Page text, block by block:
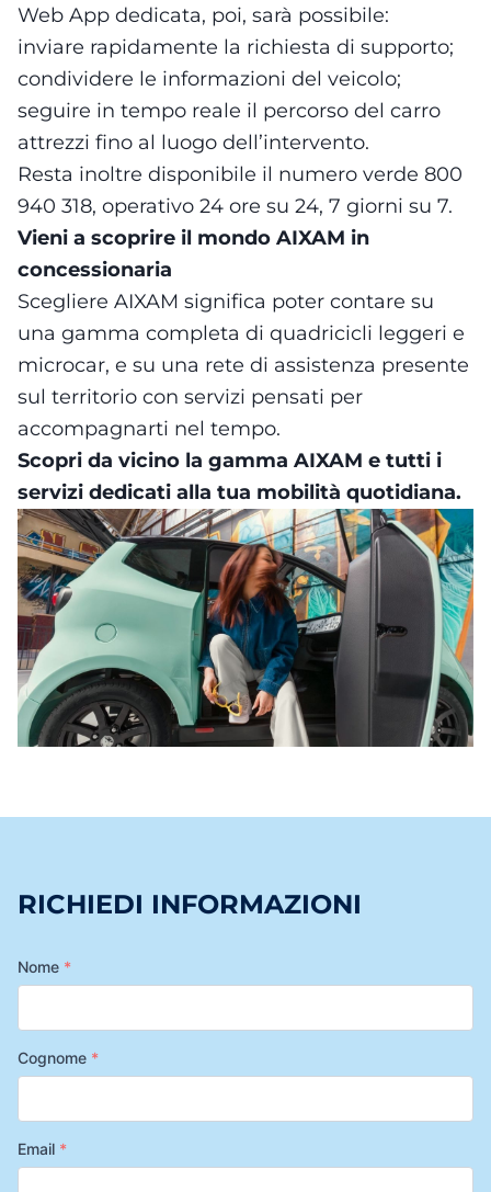
Web App dedicata, poi, sarà possibile:
inviare rapidamente la richiesta di supporto;
condividere le informazioni del veicolo;
seguire in tempo reale il percorso del carro
attrezzi fino al luogo dell’intervento.
Resta inoltre disponibile il numero verde 800
940 318, operativo 24 ore su 24, 7 giorni su 7.
Vieni a scoprire il mondo AIXAM in
concessionaria
Scegliere AIXAM significa poter contare su
una gamma completa di quadricicli leggeri e
microcar, e su una rete di assistenza presente
sul territorio con servizi pensati per
accompagnarti nel tempo.
Scopri da vicino la gamma AIXAM e tutti i
servizi dedicati alla tua mobilità quotidiana.
RICHIEDI INFORMAZIONI
Nome *
Cognome *
Email *